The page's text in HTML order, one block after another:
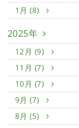
1月 (8)
2025年
12月 (9)
11月 (7)
10月 (7)
9月 (7)
8月 (5)